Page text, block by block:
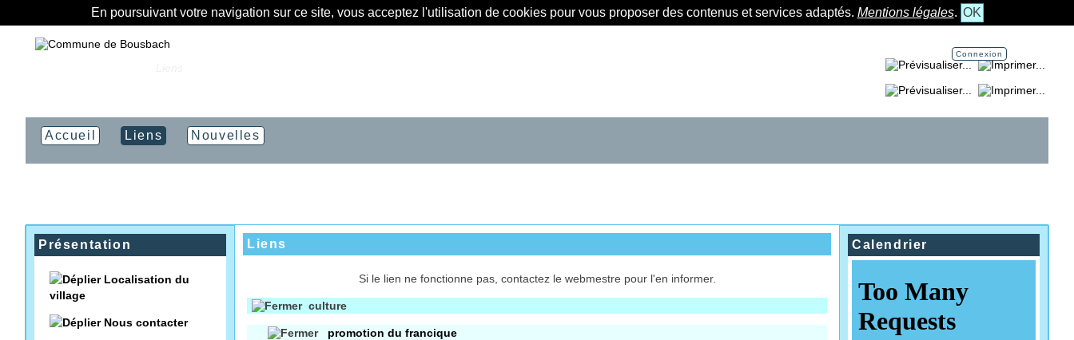
En poursuivant votre navigation sur ce site, vous acceptez l'utilisation de cookies pour vous proposer des contenus et services adaptés. Mentions légales. OK
Connexion
Accueil Liens Nouvelles
Présentation
Localisation du
village
Nous contacter
Liens
Si le lien ne fonctionne pas, contactez le webmestre pour l'en informer.
culture
promotion du francique
Calendrier